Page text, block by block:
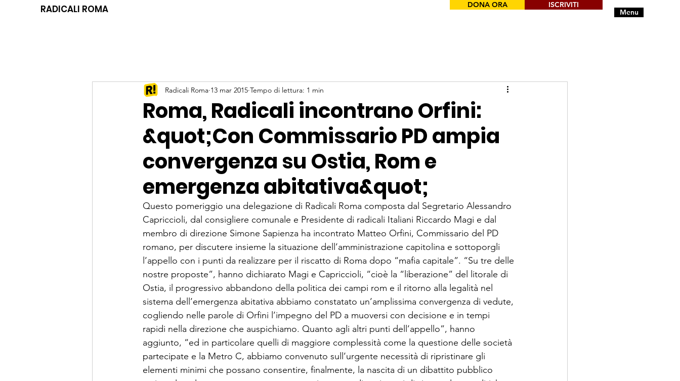
RADICALI ROMA Menu
DONA ORA ISCRIVITI
Roma, Radicali incontrano Orfini:
&quot;Con Commissario PD ampia
convergenza su Ostia, Rom e
emergenza abitativa&quot;
Radicali Roma 13 mar 2015 Tempo di lettura: 1 min
Questo pomeriggio una delegazione di Radicali Roma composta dal Segretario Alessandro
Capriccioli, dal consigliere comunale e Presidente di radicali Italiani Riccardo Magi e dal
membro di direzione Simone Sapienza ha incontrato Matteo Orfini, Commissario del PD
romano, per discutere insieme la situazione dell’amministrazione capitolina e sottoporgli
l’appello con i punti da realizzare per il riscatto di Roma dopo “mafia capitale”. “Su tre delle
nostre proposte”, hanno dichiarato Magi e Capriccioli, “cioè la “liberazione” del litorale di
Ostia, il progressivo abbandono della politica dei campi rom e il ritorno alla legalità nel
sistema dell’emergenza abitativa abbiamo constatato un’amplissima convergenza di vedute,
cogliendo nelle parole di Orfini l’impegno del PD a muoversi con decisione e in tempi
rapidi nella direzione che auspichiamo. Quanto agli altri punti dell’appello”, hanno
aggiunto, “ed in particolare quelli di maggiore complessità come la questione delle società
partecipate e la Metro C, abbiamo convenuto sull’urgente necessità di ripristinare gli
elementi minimi che possano consentire, finalmente, la nascita di un dibattito pubblico